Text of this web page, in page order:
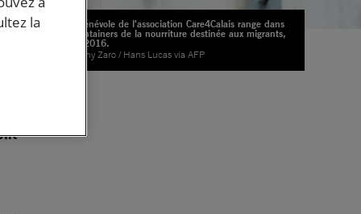
Un bénévole de l'association Care4Calais range dans
des containers de la nourriture destinée aux migrants,
Calais 2016.
© Antony Zaro / Hans Lucas via AFP
la